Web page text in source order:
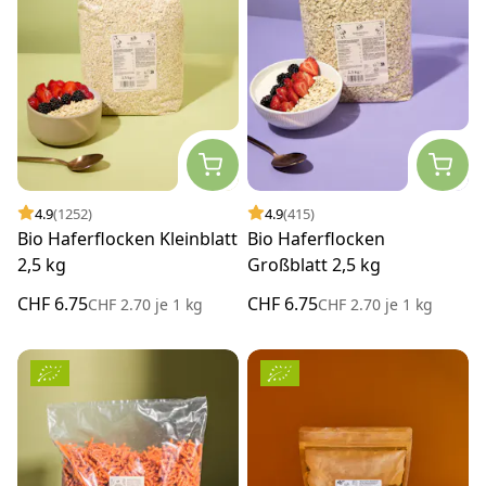
4.9(1252)
Bio Haferflocken Kleinblatt
2,5 kg
CHF 6.75CHF 2.70 je 1 kg
4.9(415)
Bio Haferflocken
Großblatt 2,5 kg
CHF 6.75CHF 2.70 je 1 kg